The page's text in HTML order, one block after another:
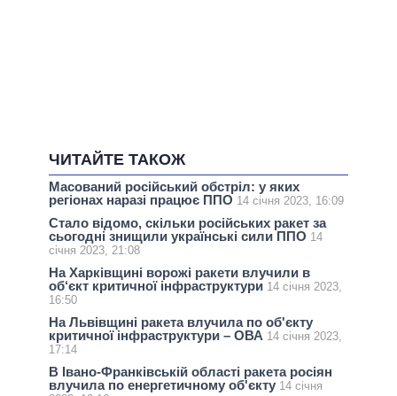
ЧИТАЙТЕ ТАКОЖ
Масований російський обстріл: у яких
регіонах наразі працює ППО 14 січня 2023, 16:09
Стало відомо, скільки російських ракет за
сьогодні знищили українські сили ППО 14
січня 2023, 21:08
На Харківщині ворожі ракети влучили в
об‘єкт критичної інфраструктури 14 січня 2023,
16:50
На Львівщині ракета влучила по об'єкту
критичної інфраструктури – ОВА 14 січня 2023,
17:14
В Івано-Франківській області ракета росіян
влучила по енергетичному об'єкту 14 січня